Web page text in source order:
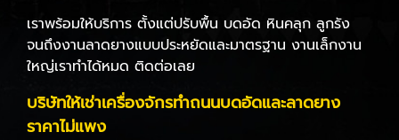
เราพร้อมให้บริการ ตั้งแต่ปรับพื้น บดอัด หินคลุก ลูกรัง
จนถึงงานลาดยางแบบประหยัดและมาตรฐาน งานเล็กงาน
ใหญ่เราทำได้หมด ติดต่อเลย
บริษัทให้เช่าเครื่องจักรทำถนนบดอัดและลาดยาง
ราคาไม่แพง